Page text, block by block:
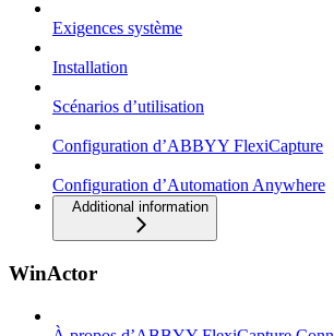
Exigences système
Installation
Scénarios d’utilisation
Configuration d’ABBYY FlexiCapture
Configuration d’Automation Anywhere
Additional information
WinActor